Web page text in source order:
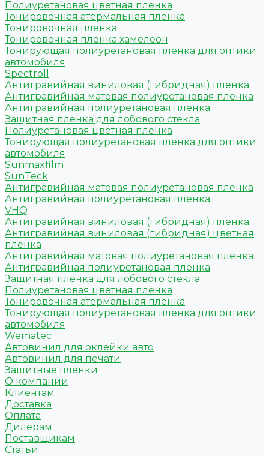
Полиуретановая цветная пленка
Тонировочная атермальная пленка
Тонировочная пленка
Тонировочная пленка хамелеон
Тонирующая полиуретановая пленка для оптики
автомобиля
Spectroll
Антигравийная виниловая (гибридная) пленка
Антигравийная матовая полиуретановая пленка
Антигравийная полиуретановая пленка
Защитная пленка для лобового стекла
Полиуретановая цветная пленка
Тонирующая полиуретановая пленка для оптики
автомобиля
Sunmaxfilm
SunTeck
Антигравийная матовая полиуретановая пленка
Антигравийная полиуретановая пленка
VHQ
Антигравийная виниловая (гибридная) пленка
Антигравийная виниловая (гибридная) цветная
пленка
Антигравийная матовая полиуретановая пленка
Антигравийная полиуретановая пленка
Защитная пленка для лобового стекла
Полиуретановая цветная пленка
Тонировочная атермальная пленка
Тонирующая полиуретановая пленка для оптики
автомобиля
Wematec
Автовинил для оклейки авто
Автовинил для печати
Защитные пленки
О компании
Клиентам
Доставка
Оплата
Дилерам
Поставщикам
Статьи